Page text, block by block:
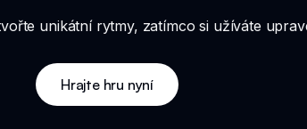
unikátní rytmy, zatímco si užíváte
Hrajte hru nyní